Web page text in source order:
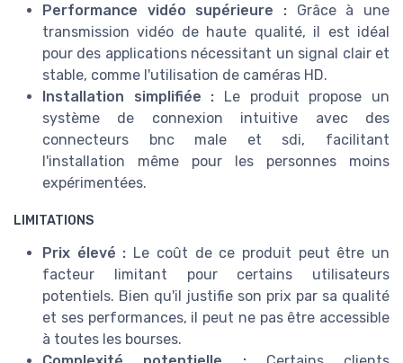
Performance vidéo supérieure : Grâce à une
transmission vidéo de haute qualité, il est idéal
pour des applications nécessitant un signal clair et
stable, comme l'utilisation de caméras HD.
Installation simplifiée : Le produit propose un
système de connexion intuitive avec des
connecteurs bnc male et sdi, facilitant
l'installation même pour les personnes moins
expérimentées.
LIMITATIONS
Prix élevé : Le coût de ce produit peut être un
facteur limitant pour certains utilisateurs
potentiels. Bien qu'il justifie son prix par sa qualité
et ses performances, il peut ne pas être accessible
à toutes les bourses.